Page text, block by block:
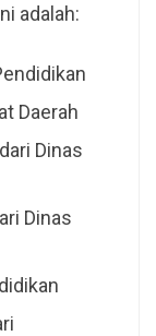
adalah:
Daerah
Dinas
Dinas